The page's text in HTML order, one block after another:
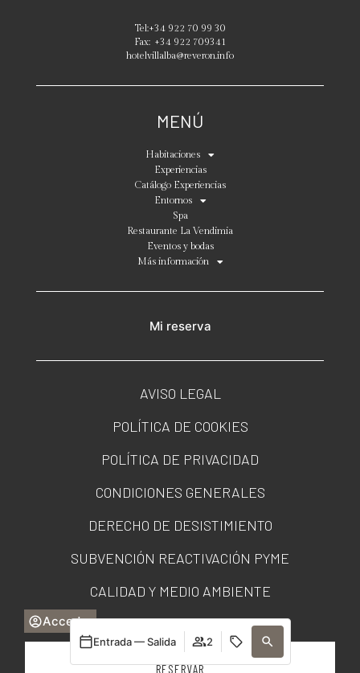
Acceder
RESERVAR
Entrada — Salida 2
Tel:+34 922 70 99 30
Fax: +34 922 709341
hotelvillalba@reveron.info
MENÚ
Habitaciones
Experiencias
Catálogo Experiencias
Entornos
Spa
Restaurante La Vendimia
Eventos y bodas
Más información
Mi reserva
AVISO LEGAL
POLÍTICA DE COOKIES
POLÍTICA DE PRIVACIDAD
CONDICIONES GENERALES
DERECHO DE DESISTIMIENTO
SUBVENCIÓN REACTIVACIÓN PYME
CALIDAD Y MEDIO AMBIENTE
PORTAL DE TRANSPARENCIA